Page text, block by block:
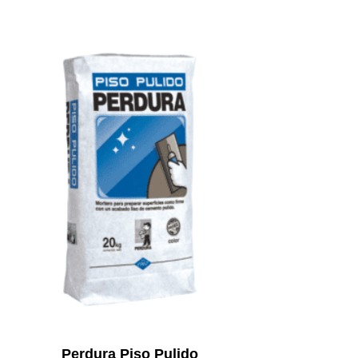
Perdura Piso Pulido